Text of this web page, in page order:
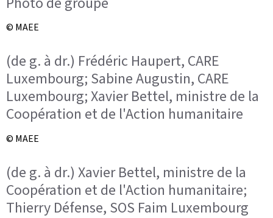
© MAEE
(de g. à dr.) Frédéric Haupert, CARE
Luxembourg; Sabine Augustin, CARE
Luxembourg; Xavier Bettel, ministre de la
Coopération et de l'Action humanitaire
© MAEE
(de g. à dr.) Xavier Bettel, ministre de la
Coopération et de l'Action humanitaire;
Thierry Défense, SOS Faim Luxembourg